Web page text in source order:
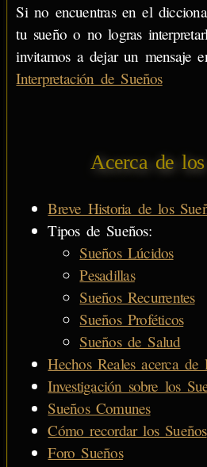
Si no encuentras en el
tu sueño o no logras
invitamos a dejar un mensaje
Interpretación de Sueños
Acerca de los
Breve Historia de los
Tipos de Sueños:
Sueños Lúcidos
Pesadillas
Sueños Recurrentes
Sueños Proféticos
Sueños de Salud
Hechos Reales acerca de
Investigación sobre los
Sueños Comunes
Cómo recordar los Sueños
Foro Sueños